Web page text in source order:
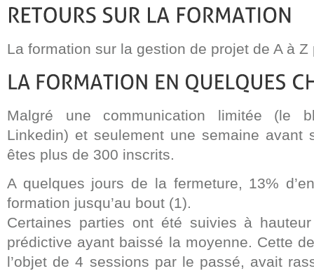
La formation sur la gestion de projet de A à Z
Malgré une communication limitée (le
Linkedin) et seulement une semaine avant
êtes plus de 300 inscrits.
A quelques jours de la fermeture, 13%
formation jusqu’au bout (1).
Certaines parties ont été suivies à
prédictive ayant baissé la moyenne. Cette
l’objet de 4 sessions par le passé, avait